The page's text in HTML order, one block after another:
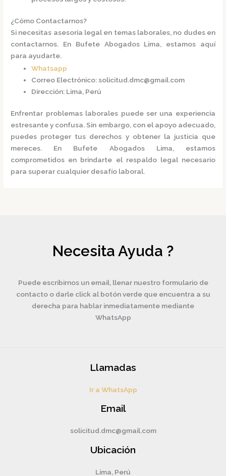
¿Cómo Contactarnos?
Si necesitas asesoría legal en temas laborales, no dudes en
contactarnos.
En Bufete Abogados Lima, estamos aquí
para ayudarte.
Whatsapp
Correo Electrónico: solicitud.dmc@gmail.com
Dirección: Lima, Perú
Enfrentar problemas laborales puede ser una experiencia
estresante y confusa. Sin embargo, con el apoyo adecuado,
puedes proteger tus derechos y obtener la justicia que
mereces.
En Bufete Abogados Lima, estamos
comprometidos en brindarte el respaldo legal necesario
para superar cualquier desafío laboral.
Necesita Ayuda ?
Puede escribirnos un email, llenar nuestro formulario de
contacto o darle click al botón verde que encuentra a su
derecha para hablar inmediatamente mediante
WhatsApp
Llamadas
Ir a WhatsApp
Email
solicitud.dmc@gmail.com
Ubicación
Lima, Perú